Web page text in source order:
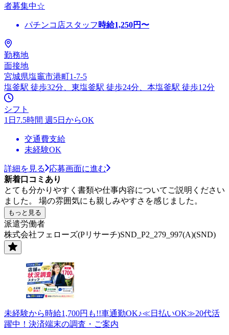
者募集中☆
パチンコ店スタッフ 時給1,250円〜
勤務地
面接地
宮城県塩竈市港町1-7-5
塩釜駅 徒歩32分、東塩釜駅 徒歩24分、本塩釜駅 徒歩12分
シフト
1日7.5時間 週5日からOK
交通費支給
未経験OK
詳細を見る
応募画面に進む
新着口コミあり
とても分かりやすく書類や仕事内容についてご説明ください
ました。 場の雰囲気にも親しみやすさを感じました。
もっと見る
派遣労働者
株式会社フェローズ(Pリサーチ)SND_P2_279_997(A)(SND)
未経験から時給1,700円も!!車通勤OK♪≪日払いOK≫20代活
躍中！決済端末の調査・ご案内